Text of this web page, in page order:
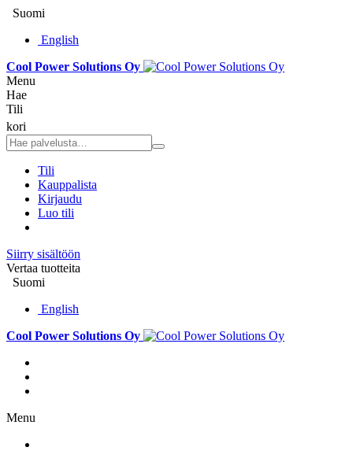
Suomi
English
Cool Power Solutions Oy
Menu
Hae
Tili
kori
Tili
Kauppalista
Kirjaudu
Luo tili
Siirry sisältöön
Vertaa tuotteita
Suomi
English
Cool Power Solutions Oy
Menu